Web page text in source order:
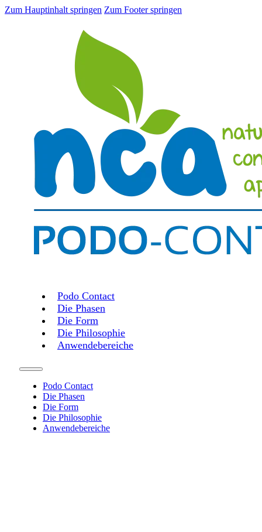
Zum Hauptinhalt springen Zum Footer springen
Podo Contact
Die Phasen
Die Form
Die Philosophie
Anwendebereiche
Podo Contact
Die Phasen
Die Form
Die Philosophie
Anwendebereiche